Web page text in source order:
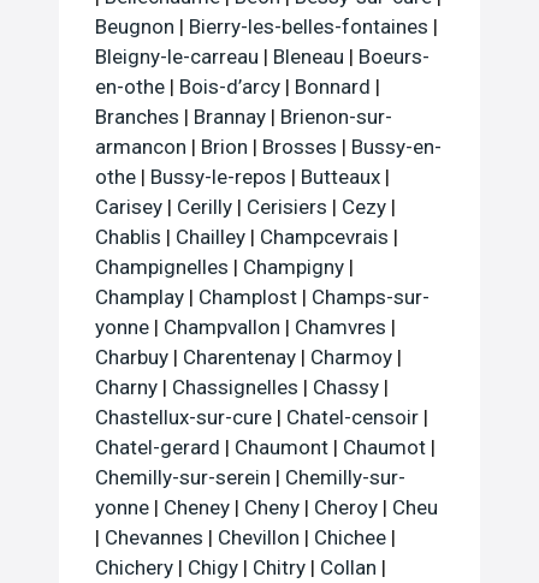
Beugnon | Bierry-les-belles-fontaines |
Bleigny-le-carreau | Bleneau | Boeurs-
en-othe | Bois-d’arcy | Bonnard |
Branches | Brannay | Brienon-sur-
armancon | Brion | Brosses | Bussy-en-
othe | Bussy-le-repos | Butteaux |
Carisey | Cerilly | Cerisiers | Cezy |
Chablis | Chailley | Champcevrais |
Champignelles | Champigny |
Champlay | Champlost | Champs-sur-
yonne | Champvallon | Chamvres |
Charbuy | Charentenay | Charmoy |
Charny | Chassignelles | Chassy |
Chastellux-sur-cure | Chatel-censoir |
Chatel-gerard | Chaumont | Chaumot |
Chemilly-sur-serein | Chemilly-sur-
yonne | Cheney | Cheny | Cheroy | Cheu
| Chevannes | Chevillon | Chichee |
Chichery | Chigy | Chitry | Collan |